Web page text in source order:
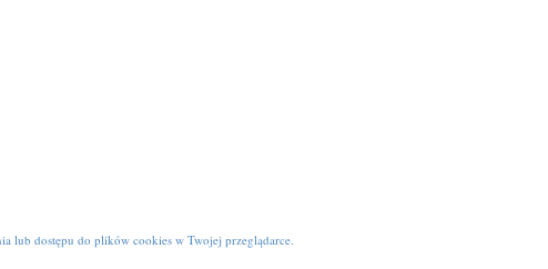
lub dostępu do plików cookies w Twojej przeglądarce.